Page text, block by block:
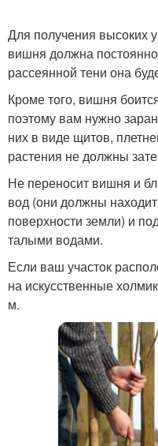
Для получения высоких
вишня должна
рассеянной тени она
Кроме того, вишня
поэтому вам нужно
них в виде щитов,
растения не должны
Не переносит вишня и
вод (они должны
поверхности земли) и
талыми водами.
Если ваш участок
на искусственные
м.